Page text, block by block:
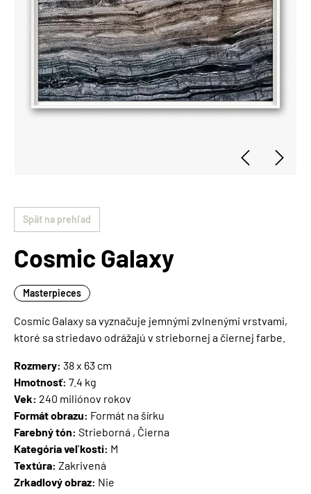
Späť na prehľad
Cosmic Galaxy
Masterpieces
Cosmic Galaxy sa vyznačuje jemnými zvlnenými vrstvami,
ktoré sa striedavo odrážajú v striebornej a čiernej farbe.
Rozmery: 38 x 63 cm
Hmotnosť: 7.4 kg
Vek: 240 miliónov rokov
Formát obrazu: Formát na šírku
Farebný tón: Strieborná , Čierna
Kategória veľkosti: M
Textúra: Zakrivená
Zrkadlový obraz: Nie